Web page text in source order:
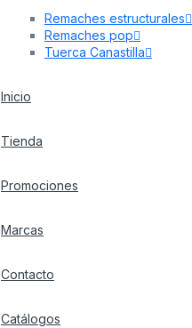
Remaches estructurales
Remaches pop
Tuerca Canastilla
Inicio
Tienda
Promociones
Marcas
Contacto
Catálogos